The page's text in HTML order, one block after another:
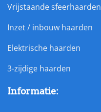
Vrijstaande sfeerhaarden
Inzet / inbouw haarden
Elektrische haarden
3-zijdige haarden
Informatie: